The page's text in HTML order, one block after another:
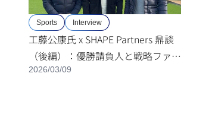
Sports Interview
工藤公康氏 x SHAPE Partners 鼎談
（後編）：優勝請負人と戦略ファー
ムが解き明かす「勝てる組織」と
2026/03/09